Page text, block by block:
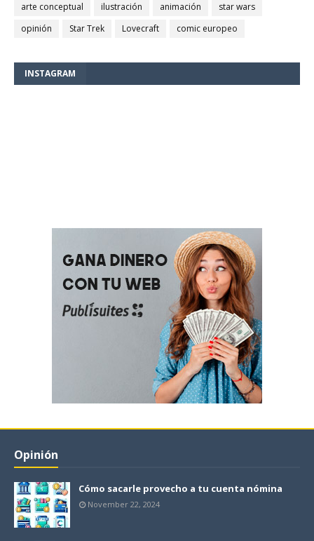
arte conceptual
ilustración animación
star wars
opinión
Star Trek Lovecraft comic europeo
INSTAGRAM
Opinión
Cómo sacarle provecho a tu cuenta nómina
November 22, 2024